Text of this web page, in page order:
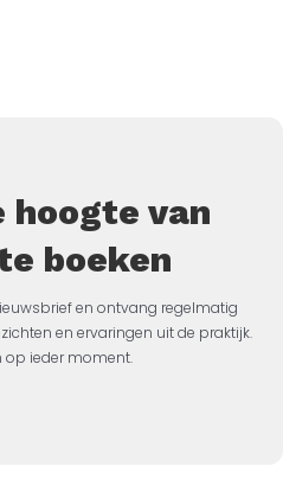
hoogte van
boeken
en ontvang regelmatig
en ervaringen uit de praktijk.
op ieder moment.